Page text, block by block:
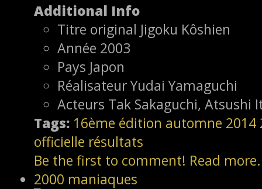
Additional Info
Titre original Jigoku Kôshien
Année 2003
Pays Japon
RéalisateurYudai Yamaguchi
Acteurs Tak Sakaguchi, Atsushi
Tags: 16ème édition automne 2014
officielle résultats
Be the first to comment! Read
2000 maniaques